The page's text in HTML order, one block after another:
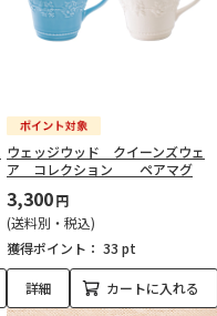
ウェッジウッド クイーンズウェ
ア コレクション ペアマグ
3,300円
(送料別・税込)
獲得ポイント： 33 pt
詳細 カートに入れる